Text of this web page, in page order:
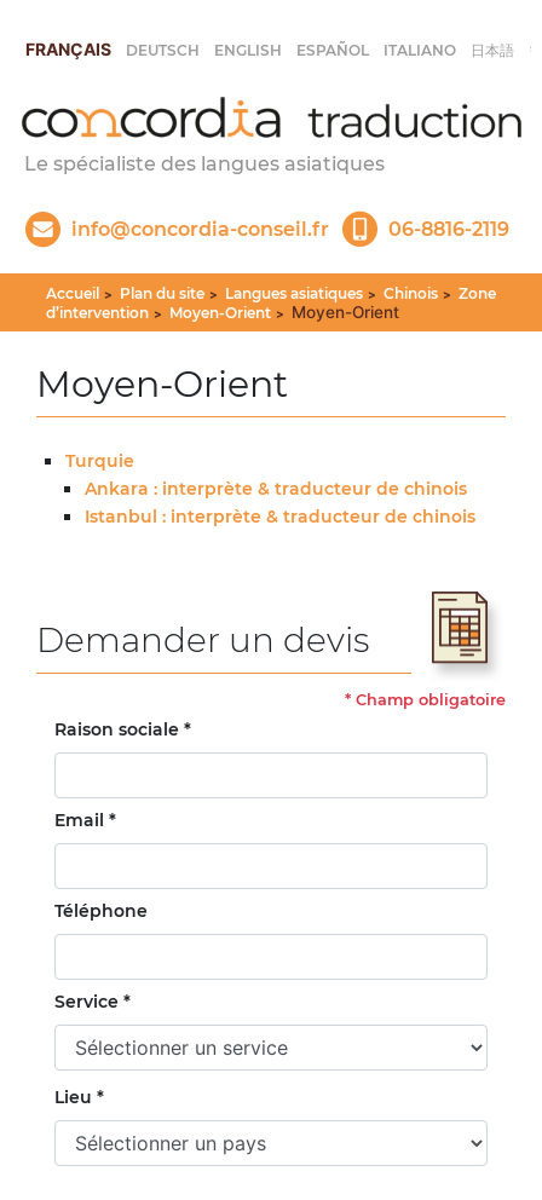
FRANÇAIS DEUTSCH ENGLISH ESPAÑOL ITALIANO 日本語
Le spécialiste des langues asiatiques
info@concordia-conseil.fr 06-8816-2119
Accueil > Plan du site > Langues asiatiques > Chinois > Zone
d’intervention > Moyen-Orient > Moyen-Orient
Moyen-Orient
Turquie
Ankara : interprète & traducteur de chinois
Istanbul : interprète & traducteur de chinois
Demander un devis
* Champ obligatoire
Raison sociale *
Email *
Téléphone
Service *
Lieu *